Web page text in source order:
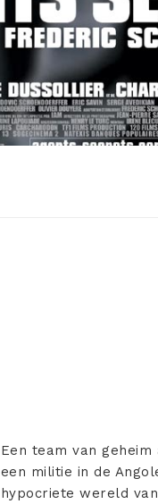
Een team van
een militie in de
hypocriete wereld